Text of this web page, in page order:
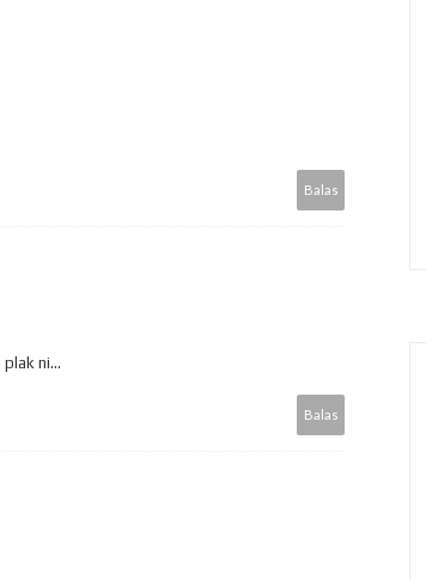
Balas
ni...
Balas